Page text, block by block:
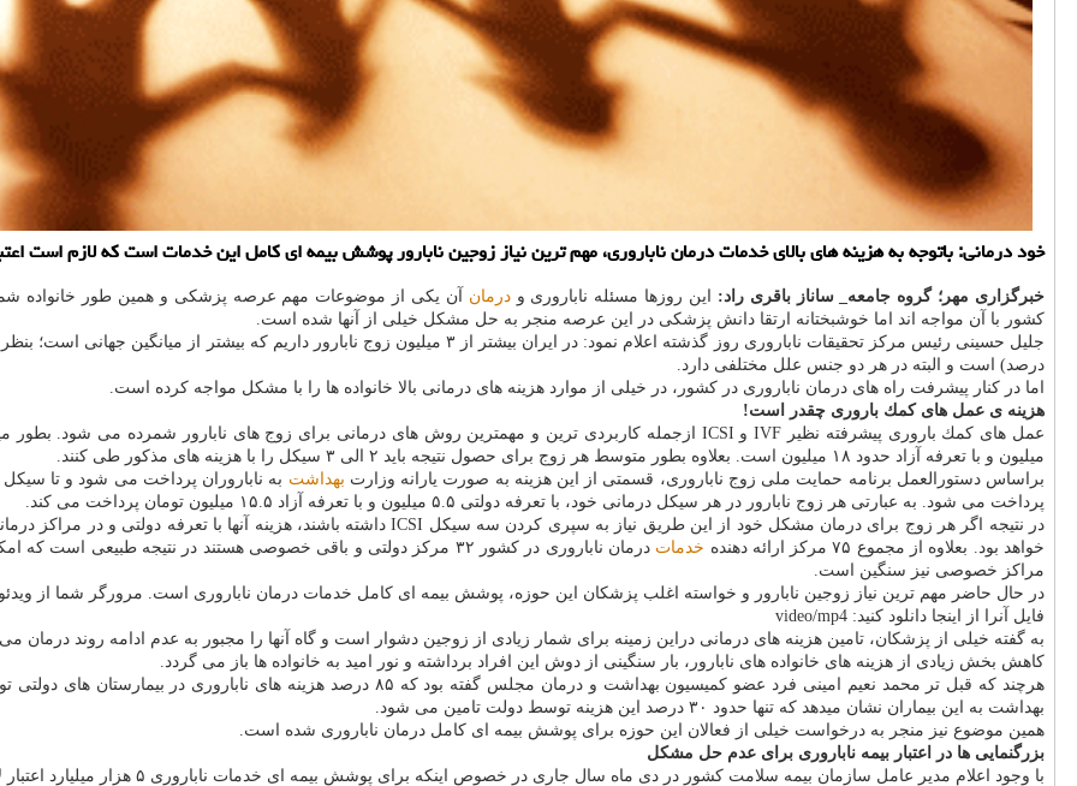
خود درمانی: باتوجه به هزینه های بالای خدمات درمان ناباروری، مهم ترین نیاز زوجین نابارور پوشش بیمه ای كامل این خدمات است كه لازم است
خبرگزاری مهر؛ گروه جامعه_ ساناز باقری راد: این روزها مسئله ناباروری ودرمان
كشور با آن مواجه اند اما خوشبختانه ارتقا دانش پزشكی در این عرصه منجر به حل مشكل خیلی از آنها شده است.
درصد) است و البته در هر دو جنس علل مختلفی دارد.
اما در كنار پیشرفت راه های درمان ناباروری در كشور، در خیلی از موارد هزینه های درمانی بالا خانواده ها را با مشكل مواجه كرده است.
هزینه ی عمل های كمك باروری چقدر است!
میلیون و با تعرفه آزاد حدود ۱۸ میلیون است. بعلاوه بطور متوسط هر زوج برای حصول نتیجه باید ۲ الی ۳ سیكل را با هزینه های مذكور طی كنند.
براساس دستورالعمل برنامه حمایت ملی زوج ناباروری، قسمتی از این هزینه به صورت یارانه وزارت بهداشت به ناباروران پرداخت می شود و تا سیكل دوم مراحل درمان، ۲.۵
پرداخت می شود. به عبارتی هر زوج نابارور در هر سیكل درمانی خود، با تعرفه دولتی ۵.۵ میلیون و با تعرفه آزاد ۱۵.۵ میلیون تومان پرداخت می كند.
خواهد بود. بعلاوه از مجموع ۷۵ مركز ارائه دهنده خدمات
درمان ناباروری در كشور ۳۲ مركز دولتی و باقی خصوصی هستند در نتیجه
مراكز خصوصی نیز سنگین است.
در حال حاضر مهم ترین نیاز زوجین نابارور و خواسته اغلب پزشكان این حوزه، پوشش بیمه ای كامل خدمات درمان ناباروری است. مرورگر شما از ویدئو
فایل آنرا از اینجا دانلود كنید: video/mp4
به گفته خیلی از پزشكان، تامین هزینه های درمانی دراین زمینه برای شمار زیادی از زوجین دشوار است و گاه آنها را مجبور به عدم ادامه روند
كاهش بخش زیادی از هزینه های خانواده های نابارور، بار سنگینی از دوش این افراد برداشته و نور امید به خانواده ها باز می گردد.
هرچند كه قبل تر محمد نعیم امینی فرد عضو كمیسیون بهداشت و درمان مجلس گفته بود كه
بهداشت به این بیماران نشان میدهد كه تنها حدود ۳۰ درصد این هزینه توسط دولت تامین می شود.
همین موضوع نیز منجر به درخواست خیلی از فعالان این حوزه برای پوشش بیمه ای كامل درمان ناباروری شده است.
بزرگنمایی ها در اعتبار بیمه ناباروری برای عدم حل مشكل
با وجود اعلام مدیر عامل سازمان بیمه سلامت كشور در دی ماه سال جاری در خصوص اینكه برای پوشش بیمه ای خدمات ناباروری ۵ هزار میلیارد اعتبار لازم است، آمارها نقض این گفته ها را نشان میدهد.